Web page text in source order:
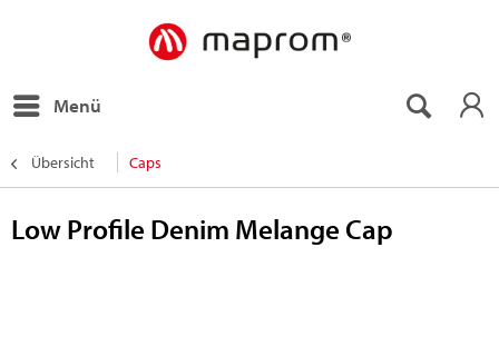
Menü
Übersicht Caps
Low Profile Denim Melange Cap